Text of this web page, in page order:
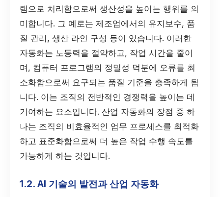
램으로 처리함으로써 생산성을 높이는 행위를 의
미합니다. 그 예로는 제조업에서의 유지보수, 품
질 관리, 생산 라인 구성 등이 있습니다. 이러한
자동화는 노동력을 절약하고, 작업 시간을 줄이
며, 컴퓨터 프로그램의 정밀성 덕분에 오류를 최
소화함으로써 요구되는 품질 기준을 충족하게 됩
니다. 이는 조직의 전반적인 경쟁력을 높이는 데
기여하는 요소입니다. 산업 자동화의 장점 중 하
나는 조직의 비효율적인 업무 프로세스를 최적화
하고 표준화함으로써 더 높은 작업 수행 속도를
가능하게 하는 것입니다.
1.2. AI 기술의 발전과 산업 자동화